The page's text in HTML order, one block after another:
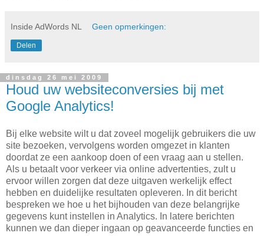
Inside AdWords NL Geen opmerkingen:
Delen
dinsdag 26 mei 2009
Houd uw websiteconversies bij met
Google Analytics!
Bij elke website wilt u dat zoveel mogelijk gebruikers die uw
site bezoeken, vervolgens worden omgezet in klanten
doordat ze een aankoop doen of een vraag aan u stellen.
Als u betaalt voor verkeer via online advertenties, zult u
ervoor willen zorgen dat deze uitgaven werkelijk effect
hebben en duidelijke resultaten opleveren. In dit bericht
bespreken we hoe u het bijhouden van deze belangrijke
gegevens kunt instellen in Analytics. In latere berichten
kunnen we dan dieper ingaan op geavanceerde functies en